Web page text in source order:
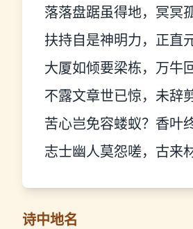
落落盘踞虽得地，冥冥
扶持自是神明力，正直
大厦如倾要梁栋，万牛
不露文章世已惊，未辞
苦心岂免容蝼蚁？香叶
志士幽人莫怨嗟，古来
诗中地名